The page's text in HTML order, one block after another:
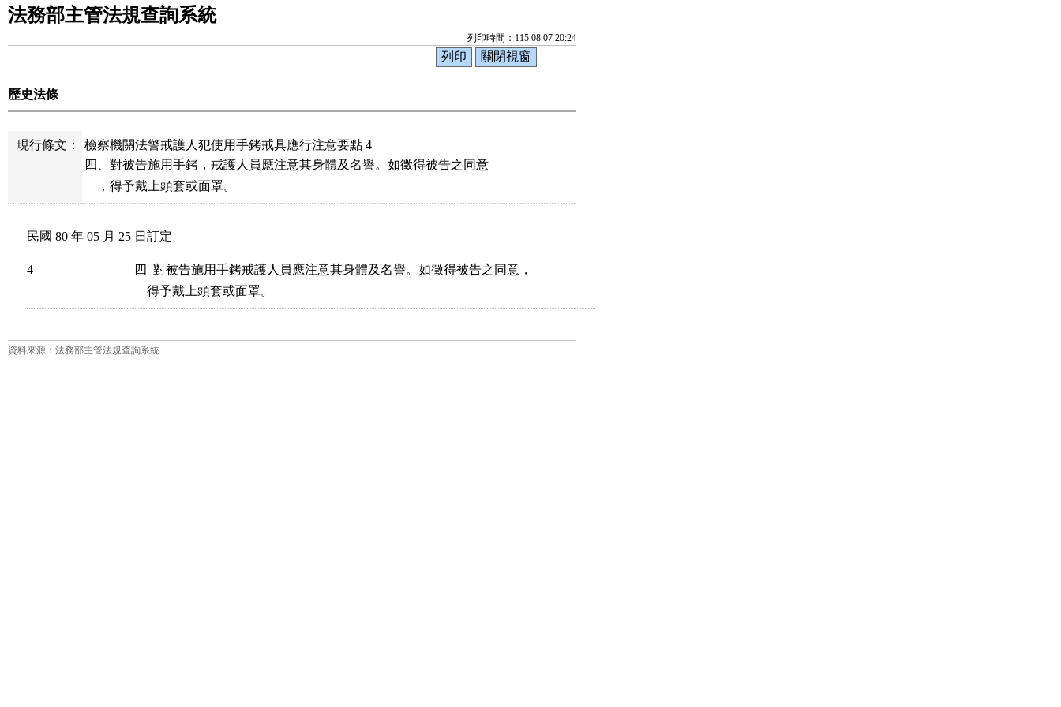
法務部主管法規查詢系統
列印時間：115.08.07 20:24
歷史法條
現行條文：
檢察機關法警戒護人犯使用手銬戒具應行注意要點 4
四、對被告施用手銬，戒護人員應注意其身體及名譽。如徵得被告之同意
    ，得予戴上頭套或面罩。
民國 80 年 05 月 25 日訂定
4
四  對被告施用手銬戒護人員應注意其身體及名譽。如徵得被告之同意，
資料來源：法務部主管法規查詢系統